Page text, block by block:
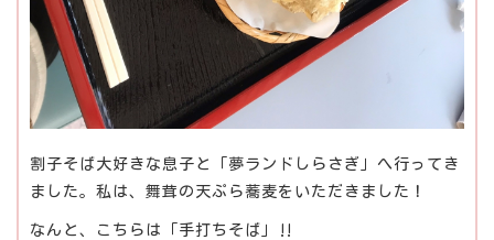
割子そば大好きな息子と「夢ランドしらさぎ」へ行ってき
ました。私は、舞茸の天ぷら蕎麦をいただきました！
なんと、こちらは「手打ちそば」‼